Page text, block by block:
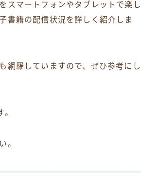
をスマートフォンやタブレットで楽し
書籍の配信状況を詳しく紹介しま
網羅していますので、ぜひ参考にし
。